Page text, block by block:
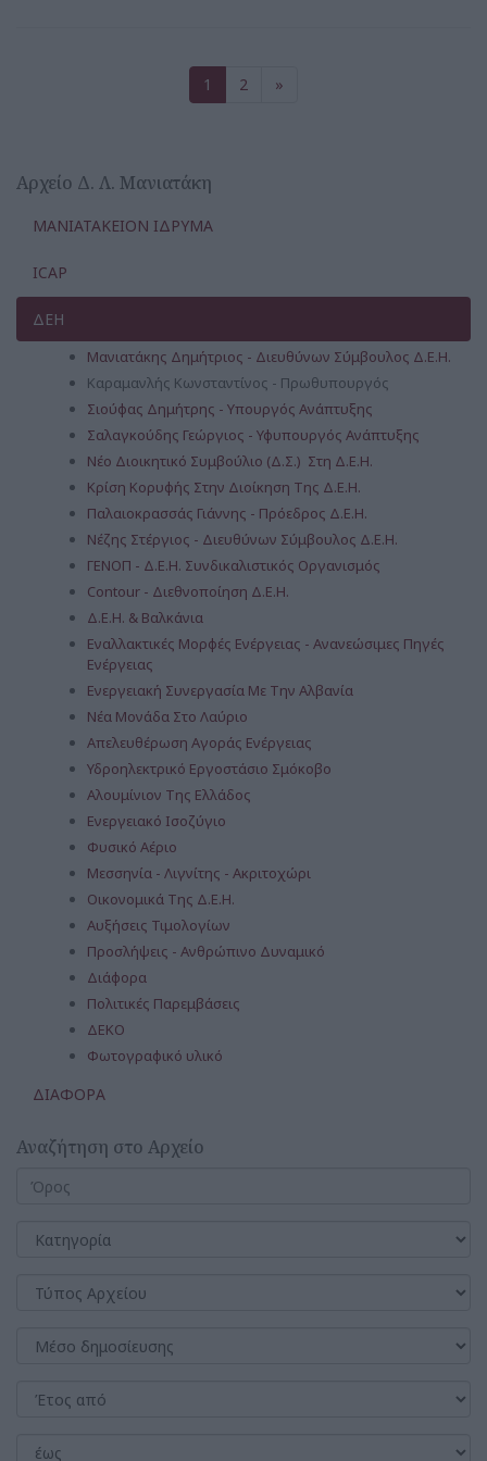
1 2 »
Αρχείο Δ. Λ. Μανιατάκη
ΜΑΝΙΑΤΑΚΕΙΟΝ ΙΔΡΥΜΑ
ICAP
ΔΕΗ
Μανιατάκης Δημήτριος - Διευθύνων Σύμβουλος Δ.Ε.Η.
Καραμανλής Κωνσταντίνος - Πρωθυπουργός
Σιούφας Δημήτρης - Υπουργός Ανάπτυξης
Σαλαγκούδης Γεώργιος - Υφυπουργός Ανάπτυξης
Νέο Διοικητικό Συμβούλιο (Δ.Σ.) Στη Δ.Ε.Η.
Κρίση Κορυφής Στην Διοίκηση Της Δ.Ε.Η.
Παλαιοκρασσάς Γιάννης - Πρόεδρος Δ.Ε.Η.
Νέζης Στέργιος - Διευθύνων Σύμβουλος Δ.Ε.Η.
ΓΕΝΟΠ - Δ.Ε.Η. Συνδικαλιστικός Οργανισμός
Contour - Διεθνοποίηση Δ.Ε.Η.
Δ.Ε.Η. & Βαλκάνια
Εναλλακτικές Μορφές Ενέργειας - Ανανεώσιμες Πηγές
Ενέργειας
Ενεργειακή Συνεργασία Με Την Αλβανία
Νέα Μονάδα Στο Λαύριο
Απελευθέρωση Αγοράς Ενέργειας
Υδροηλεκτρικό Εργοστάσιο Σμόκοβο
Αλουμίνιον Της Ελλάδος
Ενεργειακό Ισοζύγιο
Φυσικό Αέριο
Μεσσηνία - Λιγνίτης - Ακριτοχώρι
Οικονομικά Της Δ.Ε.Η.
Αυξήσεις Τιμολογίων
Προσλήψεις - Ανθρώπινο Δυναμικό
Διάφορα
Πολιτικές Παρεμβάσεις
ΔΕΚΟ
Φωτογραφικό υλικό
ΔΙΑΦΟΡΑ
Αναζήτηση στο Αρχείο